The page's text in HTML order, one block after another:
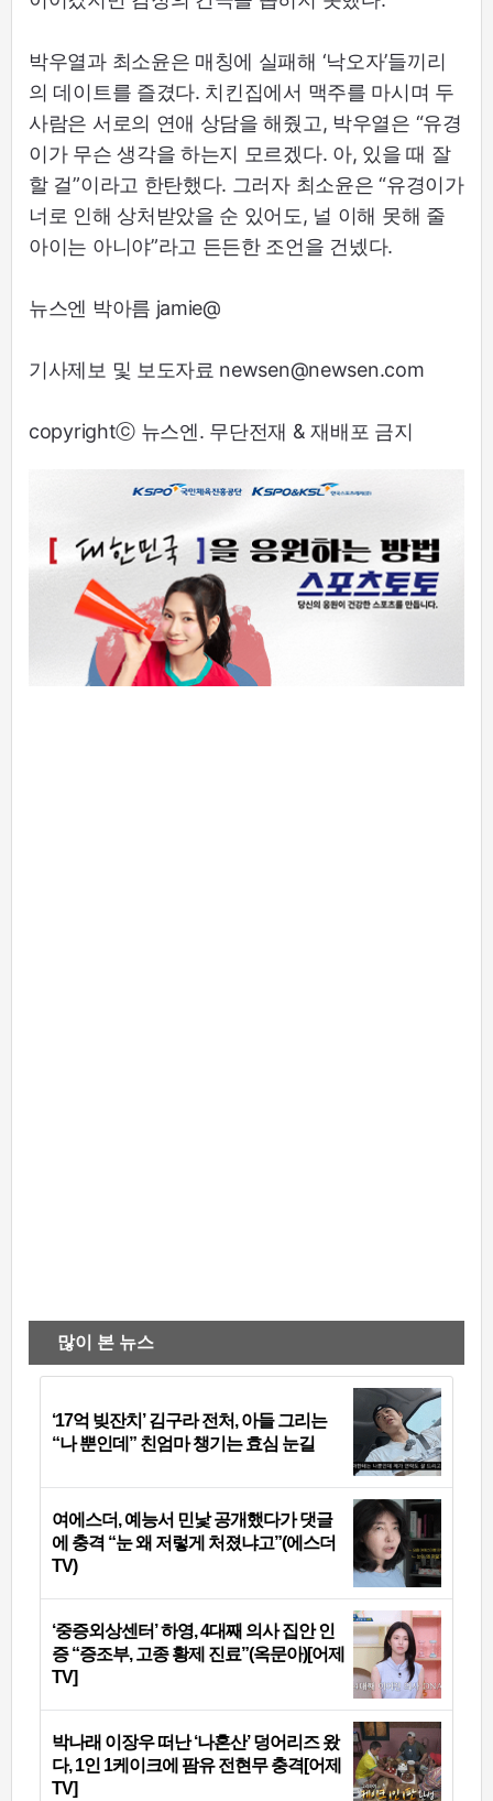
박우열과 최소윤은 매칭에 실패해 ‘낙오자’들끼리
의 데이트를 즐겼다. 치킨집에서 맥주를 마시며 두
사람은 서로의 연애 상담을 해줬고, 박우열은 “유경
이가 무슨 생각을 하는지 모르겠다. 아, 있을 때 잘
할 걸”이라고 한탄했다. 그러자 최소윤은 “유경이가
너로 인해 상처받았을 순 있어도, 널 이해 못해 줄
아이는 아니야”라고 든든한 조언을 건넸다.
뉴스엔 박아름 jamie@
기사제보 및 보도자료 newsen@newsen.com
copyrightⓒ 뉴스엔. 무단전재 & 재배포 금지
많이 본 뉴스
‘17억 빚잔치’ 김구라 전처, 아들 그리는
“나 뿐인데” 친엄마 챙기는 효심 눈길
여에스더, 예능서 민낯 공개했다가 댓글
에 충격 “눈 왜 저렇게 처졌냐고”(에스더
TV)
‘중증외상센터’ 하영, 4대째 의사 집안 인
증 “증조부, 고종 황제 진료”(옥문아)[어제
TV]
박나래 이장우 떠난 ‘나혼산’ 덩어리즈 왔
다, 1인 1케이크에 팜유 전현무 충격[어제
TV]